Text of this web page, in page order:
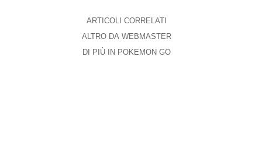
ARTICOLI CORRELATI
ALTRO DA WEBMASTER
DI PIÙ IN POKEMON GO